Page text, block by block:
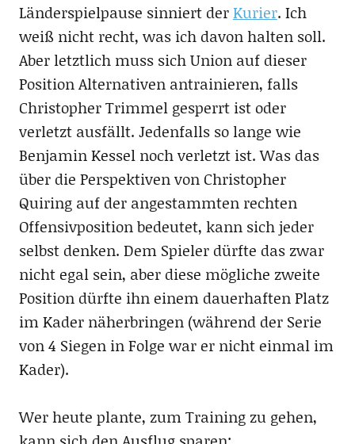
Länderspielpause sinniert derKurier. Ich
weiß nicht recht, was ich davon halten soll.
Aber letztlich muss sich Union auf dieser
Position Alternativen antrainieren, falls
Christopher Trimmel gesperrt ist oder
verletzt ausfällt. Jedenfalls so lange wie
Benjamin Kessel noch verletzt ist. Was das
über die Perspektiven von Christopher
Quiring auf der angestammten rechten
Offensivposition bedeutet, kann sich jeder
selbst denken. Dem Spieler dürfte das zwar
nicht egal sein, aber diese mögliche zweite
Position dürfte ihn einem dauerhaften Platz
im Kader näherbringen (während der Serie
von 4 Siegen in Folge war er nicht einmal im
Kader).
Wer heute plante, zum Training zu gehen,